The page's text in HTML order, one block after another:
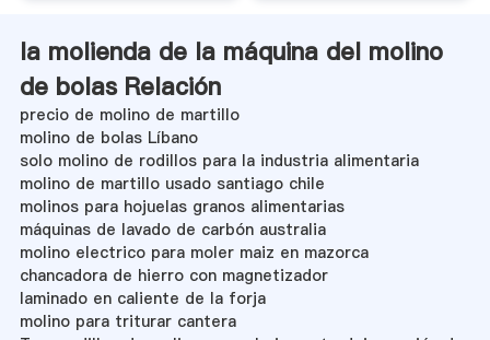
la molienda de la máquina del molino
de bolas Relación
precio de molino de martillo
molino de bolas Líbano
solo molino de rodillos para la industria alimentaria
molino de martillo usado santiago chile
molinos para hojuelas granos alimentarias
máquinas de lavado de carbón australia
molino electrico para moler maiz en mazorca
chancadora de hierro con magnetizador
laminado en caliente de la forja
molino para triturar cantera